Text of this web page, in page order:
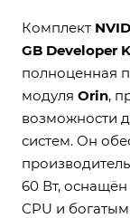
Комплект
GB Developer
полноценная
модуля Orin,
возможности
систем. Он
60 Вт,
CPU и